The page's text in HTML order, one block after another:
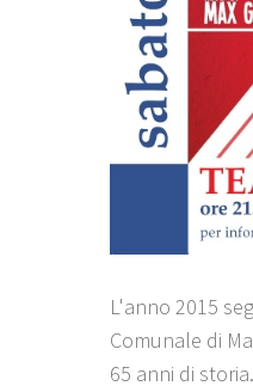
L'anno 2015
Comunale di
65 anni di storia.